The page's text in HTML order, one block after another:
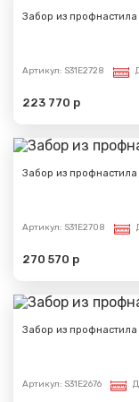
Забор из профнастила
Артикул: S31E2728
223 770 р
Забор из профнастила
Артикул: S31E2708
270 570 р
Забор из профнастила
Артикул: S31E2676